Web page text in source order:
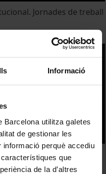
Informació
Barcelona utilitza galetes
de gestionar les
perquè accediu
que
de la d’altres
Jornades de treball
UB en el marc de la